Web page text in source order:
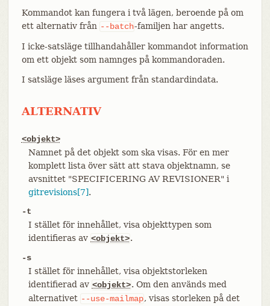
Kommandot kan fungera i två lägen, beroende på om
ett alternativ från --batch-familjen har angetts.
I icke-satsläge tillhandahåller kommandot information
om ett objekt som namnges på kommandoraden.
I satsläge läses argument från standardindata.
ALTERNATIV
<objekt>
Namnet på det objekt som ska visas. För en mer
komplett lista över sätt att stava objektnamn, se
avsnittet "SPECIFICERING AV REVISIONER" i
gitrevisions[7].
-t
I stället för innehållet, visa objekttypen som
identifieras av <objekt>.
-s
I stället för innehållet, visa objektstorleken
identifierad av <objekt>. Om den används med
alternativet --use-mailmap, visas storleken på det